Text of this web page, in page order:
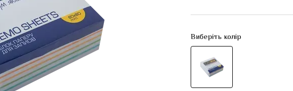
Виберіть колір